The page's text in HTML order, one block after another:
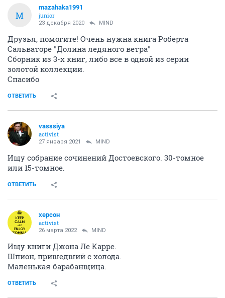
M
mazahaka1991
junior
23 декабря 2020 MIND
Друзья, помогите! Очень нужна книга Роберта
Сальваторе "Долина ледяного ветра"
Сборник из 3-х книг, либо все в одной из серии
золотой коллекции.
Спасибо
ОТВЕТИТЬ
vasssiya
activist
27 января 2021 MIND
Ищу собрание сочинений Достоевского. 30-томное
или 15-томное.
ОТВЕТИТЬ
херсон
activist
26 марта 2022 MIND
Ищу книги Джона Ле Карре.
Шпион, пришедший с холода.
Маленькая барабанщица.
ОТВЕТИТЬ